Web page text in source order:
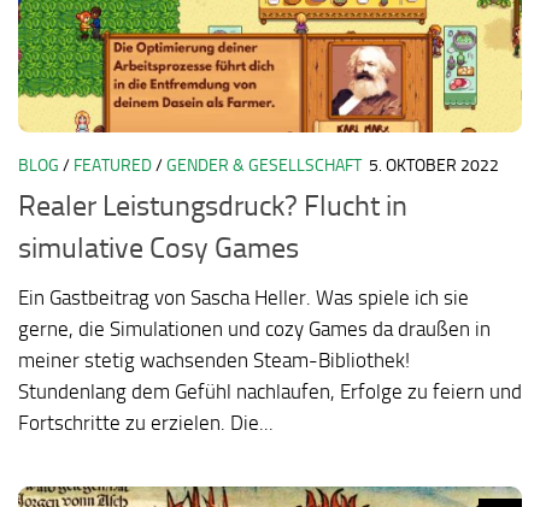
BLOG / FEATURED/GENDER & GESELLSCHAFT 5. OKTOBER 2022
Realer Leistungsdruck? Flucht in
simulative Cosy Games
Ein Gastbeitrag von Sascha Heller. Was spiele ich sie
gerne, die Simulationen und cozy Games da draußen in
meiner stetig wachsenden Steam-Bibliothek!
Stundenlang dem Gefühl nachlaufen, Erfolge zu feiern und
Fortschritte zu erzielen. Die...